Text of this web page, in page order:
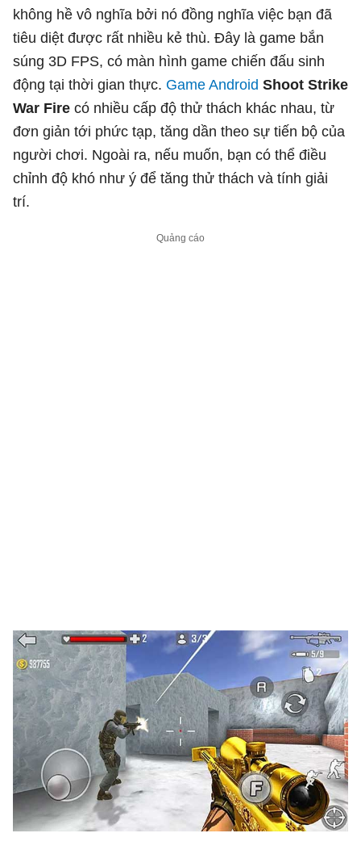
không hề vô nghĩa bởi nó đồng nghĩa việc bạn đã
tiêu diệt được rất nhiều kẻ thù. Đây là game bắn
súng 3D FPS, có màn hình game chiến đấu sinh
động tại thời gian thực. Game Android Shoot Strike
War Fire có nhiều cấp độ thử thách khác nhau, từ
đơn giản tới phức tạp, tăng dần theo sự tiến bộ của
người chơi. Ngoài ra, nếu muốn, bạn có thể điều
chỉnh độ khó như ý để tăng thử thách và tính giải
trí.